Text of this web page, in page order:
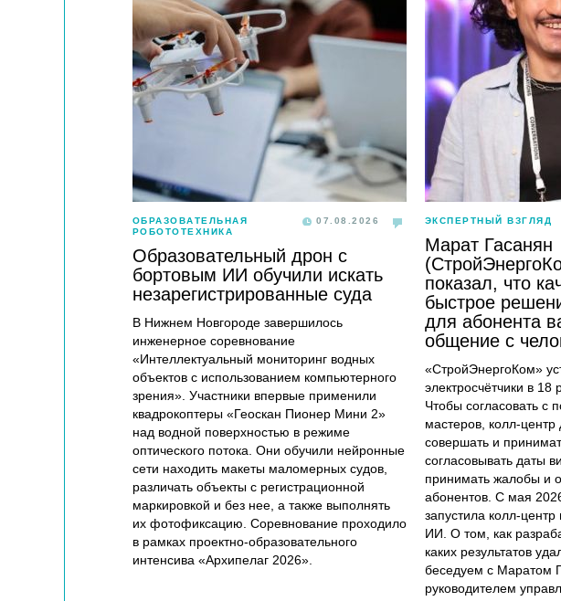
ОБРАЗОВАТЕЛЬНАЯ
РОБОТОТЕХНИКА
07.08.2026
Образовательный дрон с
бортовым ИИ обучили искать
незарегистрированные суда
В Нижнем Новгороде завершилось
инженерное соревнование
«Интеллектуальный мониторинг водных
объектов с использованием компьютерного
зрения». Участники впервые применили
квадрокоптеры «Геоскан Пионер Мини 2»
над водной поверхностью в режиме
оптического потока. Они обучили нейронные
сети находить макеты маломерных судов,
различать объекты с регистрационной
маркировкой и без нее, а также выполнять
их фотофиксацию. Соревнование проходило
в рамках проектно-образовательного
интенсива «Архипелаг 2026».
ЭКСПЕРТНЫЙ ВЗГЛЯД
Марат Гасанян
показал, что
быстрое
для абонента
общение с
«СтройЭнергоКом»
электросчётчики в 18
Чтобы согласовать с
мастеров, колл-
совершать и
согласовывать даты
принимать жалобы и
абонентов. С мая
запустила колл-центр
ИИ. О том, как
каких результатов
беседуем с Маратом
руководителем